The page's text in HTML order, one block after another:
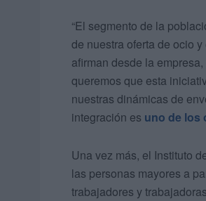
“El segmento de la
de nuestra oferta de ocio
afirman desde la
queremos que esta
nuestras dinámicas de
integración es uno de los
Una vez más, el Instituto
las personas mayores a
trabajadores y